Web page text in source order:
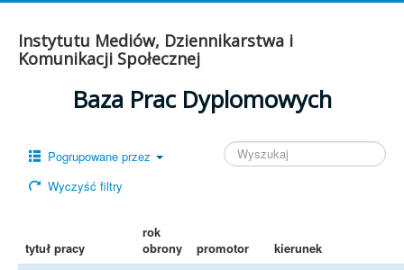
Instytutu Mediów, Dziennikarstwa i
Komunikacji Społecznej
Baza Prac Dyplomowych
Pogrupowane przez
Wyczyść filtry
tytuł pracy
rok
obrony
promotor kierunek